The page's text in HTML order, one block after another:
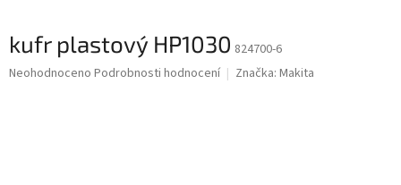
kufr plastový HP1030 824700-6
Průměrné
Neohodnoceno Podrobnosti hodnocení Značka: Makita